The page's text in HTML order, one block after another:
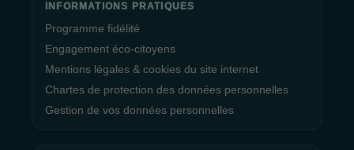
INFORMATIONS PRATIQUES
Programme fidélité
Engagement éco-citoyens
Mentions légales & cookies du site internet
Chartes de protection des données personnelles
Gestion de vos données personnelles